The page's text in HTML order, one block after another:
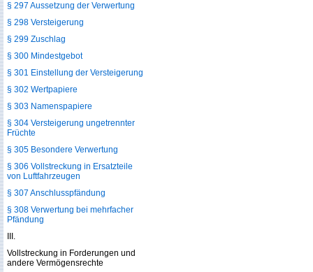
§ 297 Aussetzung der Verwertung
§ 298 Versteigerung
§ 299 Zuschlag
§ 300 Mindestgebot
§ 301 Einstellung der Versteigerung
§ 302 Wertpapiere
§ 303 Namenspapiere
§ 304 Versteigerung ungetrennter
Früchte
§ 305 Besondere Verwertung
§ 306 Vollstreckung in Ersatzteile
von Luftfahrzeugen
§ 307 Anschlusspfändung
§ 308 Verwertung bei mehrfacher
Pfändung
III.
Vollstreckung in Forderungen und
andere Vermögensrechte